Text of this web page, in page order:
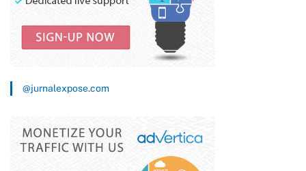
@jurnalexpose.com